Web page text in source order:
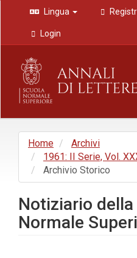
Navigazione
principale
Contenuto
principale
Barra
laterale
Lingua
Login
Home
Archivi
1961: II Serie, Vol.
Archivio Storico
Notiziario della
Normale